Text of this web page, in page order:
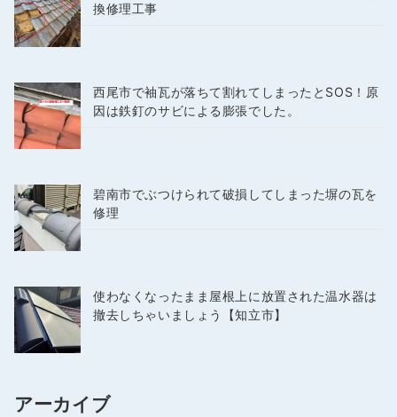
換修理工事
西尾市で袖瓦が落ちて割れてしまったとSOS！原
因は鉄釘のサビによる膨張でした。
碧南市でぶつけられて破損してしまった塀の瓦を
修理
使わなくなったまま屋根上に放置された温水器は
撤去しちゃいましょう【知立市】
アーカイブ